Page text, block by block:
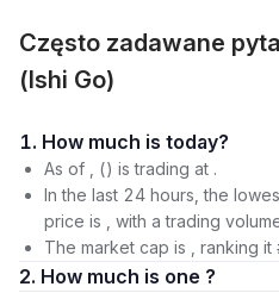
Często zadawane
(Ishi Go)
1. How much is today?
As of , () is trading at .
In the last 24 hours, the
price is , with a trading
The market cap is , ranking
2. How much is one ?